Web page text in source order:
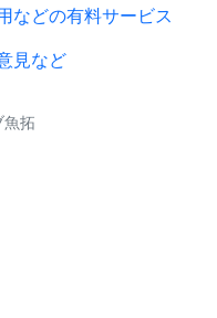
などの有料サービス
見など
拓